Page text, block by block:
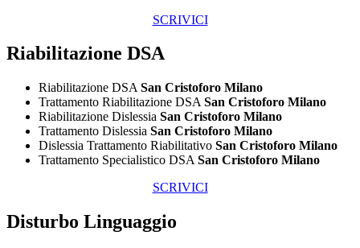
SCRIVICI
Riabilitazione DSA
Riabilitazione DSA San Cristoforo Milano
Trattamento Riabilitazione DSA San Cristoforo Milano
Riabilitazione Dislessia San Cristoforo Milano
Trattamento Dislessia San Cristoforo Milano
Dislessia Trattamento Riabilitativo San Cristoforo Milano
Trattamento Specialistico DSA San Cristoforo Milano
SCRIVICI
Disturbo Linguaggio